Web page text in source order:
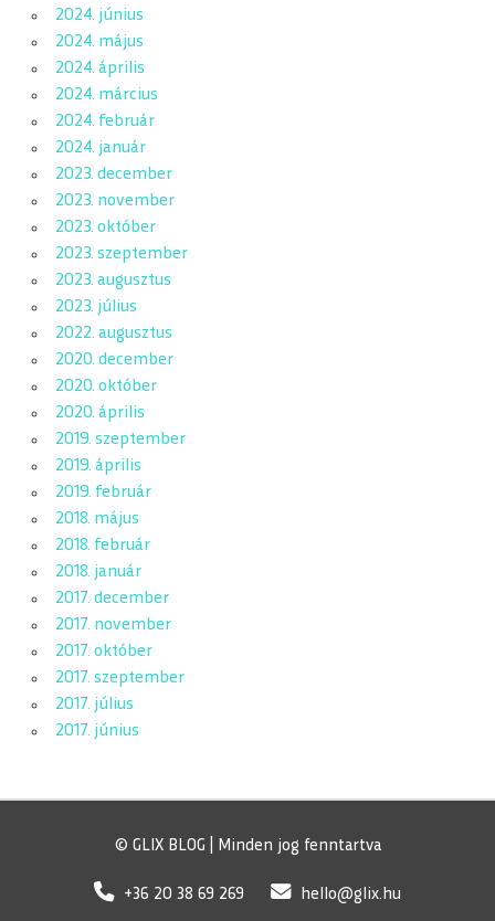
2024. június
2024. május
2024. április
2024. március
2024. február
2024. január
2023. december
2023. november
2023. október
2023. szeptember
2023. augusztus
2023. július
2022. augusztus
2020. december
2020. október
2020. április
2019. szeptember
2019. április
2019. február
2018. május
2018. február
2018. január
2017. december
2017. november
2017. október
2017. szeptember
2017. július
2017. június
© GLIX BLOG | Minden jog fenntartva
+36 20 38 69 269 hello@glix.hu